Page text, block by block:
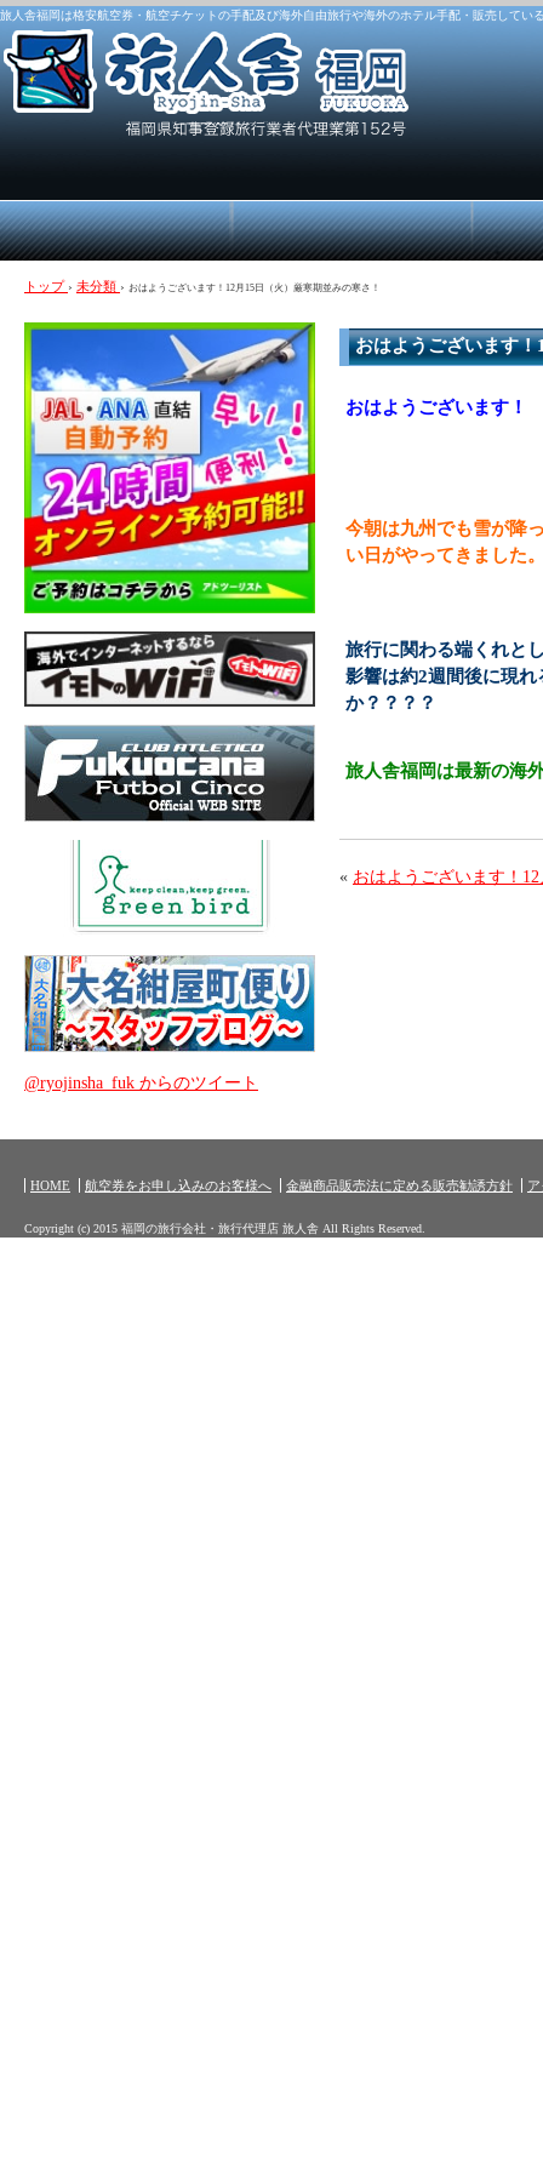
旅人舎福岡は格安航空券・航空チケットの手配及び海外自由旅行や海外のホテル手配・販売して
トップ › 未分類 › おはようございます！12月15日（火）厳寒期並みの寒さ！
おはようございます
おはようございます！
今朝は九州でも雪が降
い日がやってきました
旅行に関わる端くれと
影響は約2週間後に現
か？？？？
旅人舎福岡は最新の海
« おはようございます！
@ryojinsha_fuk からのツイート
HOME 航空券をお申し込みのお客様へ 金融商品販売法に定める販売勧誘方針
Copyright (c) 2015 福岡の旅行会社・旅行代理店 旅人舎 All Rights Reserved.